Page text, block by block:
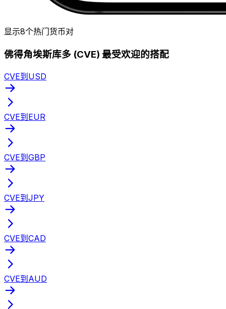
显示8个热门货币对
佛得角埃斯库多 (CVE) 最受欢迎的搭配
CVE到USD
CVE到EUR
CVE到GBP
CVE到JPY
CVE到CAD
CVE到AUD